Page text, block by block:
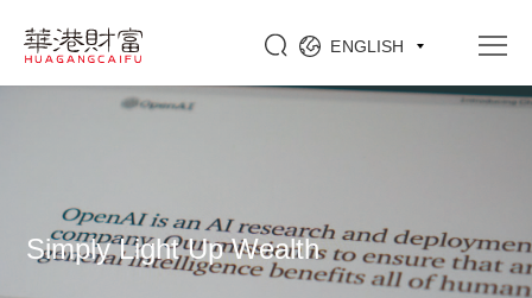
ENGLISH
Simply Light Up Wealth